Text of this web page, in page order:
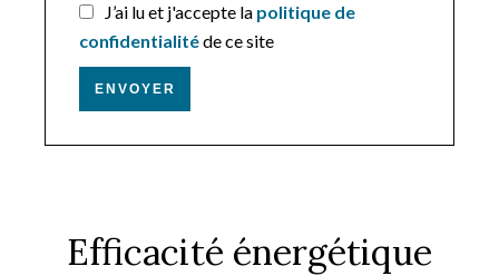
J’ai lu et j'accepte la politique de
confidentialitéde ce site
ENVOYER
Efficacité énergétique